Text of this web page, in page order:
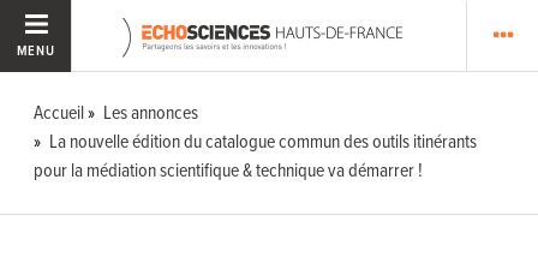
MENU
Accueil
Les annonces
La nouvelle édition du catalogue commun des outils itinérants
pour la médiation scientifique & technique va démarrer !